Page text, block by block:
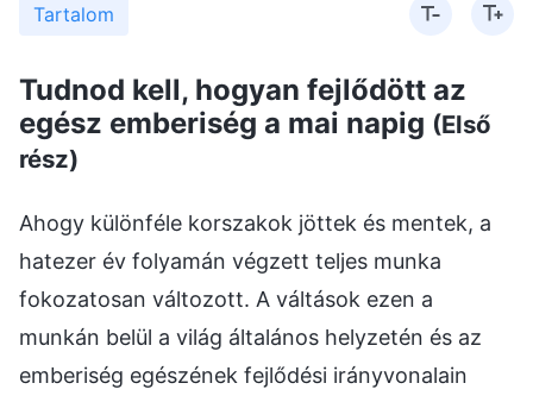
Tartalom
Tudnod kell, hogyan fejlődött az
egész emberiség a mai napig (Első
rész)
Ahogy különféle korszakok jöttek és mentek, a
hatezer év folyamán végzett teljes munka
fokozatosan változott. A váltások ezen a
munkán belül a világ általános helyzetén és az
emberiség egészének fejlődési irányvonalain